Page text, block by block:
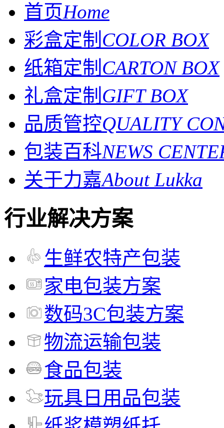
首页Home
彩盒定制 COLOR BOX
纸箱定制 CARTON BOX
礼盒定制 GIFT BOX
品质管控QUALITY
包装百科NEWS
关于力嘉About Lukka
行业解决方案
生鲜农特产包装
家电包装方案
数码3C包装方案
物流运输包装
食品包装
玩具日用品包装